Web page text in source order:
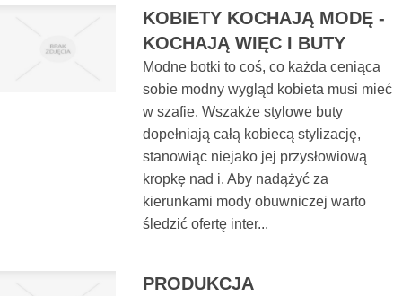
KOBIETY KOCHAJĄ MODĘ -
KOCHAJĄ WIĘC I BUTY
Modne botki to coś, co każda ceniąca
sobie modny wygląd kobieta musi mieć
w szafie. Wszakże stylowe buty
dopełniają całą kobiecą stylizację,
stanowiąc niejako jej przysłowiową
kropkę nad i. Aby nadążyć za
kierunkami mody obuwniczej warto
śledzić ofertę inter...
PRODUKCJA